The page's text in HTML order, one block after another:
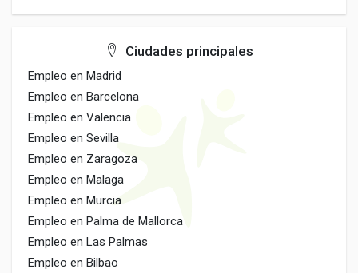
Ciudades principales
Empleo en Madrid
Empleo en Barcelona
Empleo en Valencia
Empleo en Sevilla
Empleo en Zaragoza
Empleo en Malaga
Empleo en Murcia
Empleo en Palma de Mallorca
Empleo en Las Palmas
Empleo en Bilbao